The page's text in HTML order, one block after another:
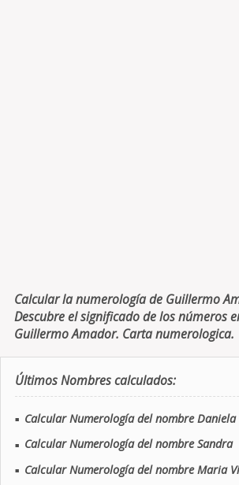
Calcular la numerología de Guillermo
Descubre el significado de los números
Guillermo Amador. Carta numerologica.
Últimos Nombres calculados:
■ Calcular Numerología del nombre Daniela
■ Calcular Numerología del nombre Sandra
■ Calcular Numerología del nombre Maria